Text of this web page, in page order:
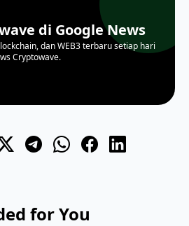
di Google News
dan WEB3 terbaru setiap hari
Cryptowave.
for You